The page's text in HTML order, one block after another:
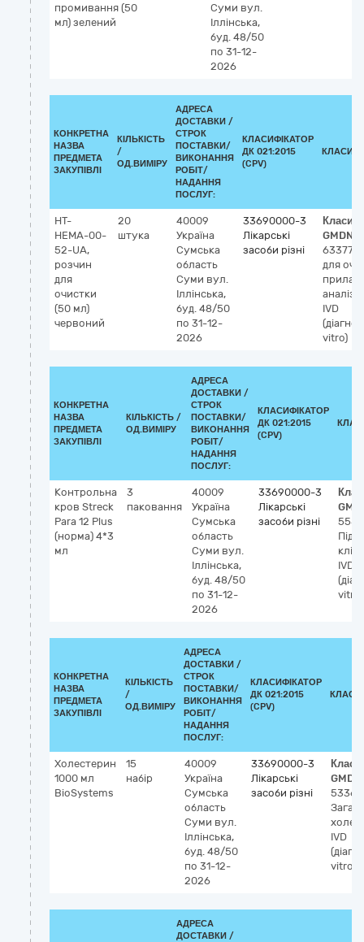
промивання (50
мл) зелений
Суми вул.
Іллінська,
буд. 48/50
по 31-12-
2026
КОНКРЕТНА
НАЗВА
ПРЕДМЕТА
ЗАКУПІВЛІ
КІЛЬКІСТЬ
/
ОД.ВИМІРУ
АДРЕСА
ДОСТАВКИ /
СТРОК
ПОСТАВКИ/
ВИКОНАННЯ
РОБІТ/
НАДАННЯ
ПОСЛУГ:
КЛАСИФІКАТОР
ДК 021:2015
(CPV)
НТ-
НЕМА-00-
52-UA,
розчин
для
очистки
(50 мл)
червоний
20
штука
40009
Україна
Сумська
область
Суми вул.
Іллінська,
буд. 48/50
по 31-12-
2026
33690000-3
Лікарські
засоби різні
GMDN-
63377
для
IVD
vitro)
КОНКРЕТНА
НАЗВА
ПРЕДМЕТА
ЗАКУПІВЛІ
КІЛЬКІСТЬ /
ОД.ВИМІРУ
АДРЕСА
ДОСТАВКИ /
СТРОК
ПОСТАВКИ/
ВИКОНАННЯ
РОБІТ/
НАДАННЯ
ПОСЛУГ:
КЛАСИФІКАТОР
ДК 021:2015
(CPV)
Контрольна
кров Streck
Para 12 Plus
(норма) 4*3
мл
3
паковання
40009
Україна
Сумська
область
Суми вул.
Іллінська,
буд. 48/50
по 31-12-
2026
33690000-3
Лікарські
засоби різні
IVD
КОНКРЕТНА
НАЗВА
ПРЕДМЕТА
ЗАКУПІВЛІ
КІЛЬКІСТЬ
/
ОД.ВИМІРУ
АДРЕСА
ДОСТАВКИ /
СТРОК
ПОСТАВКИ/
ВИКОНАННЯ
РОБІТ/
НАДАННЯ
ПОСЛУГ:
КЛАСИФІКАТОР
ДК 021:2015
(CPV)
Холестерин
1000 мл
BioSystems
15
набір
40009
Україна
Сумська
область
Суми вул.
Іллінська,
буд. 48/50
по 31-12-
2026
33690000-3
Лікарські
засоби різні
53362
IVD
vitro),
АДРЕСА
ДОСТАВКИ /